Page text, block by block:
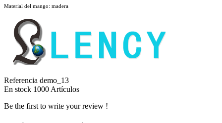
Material del mango: madera
Referencia demo_13
En stock 1000 Artículos
Be the first to write your review !